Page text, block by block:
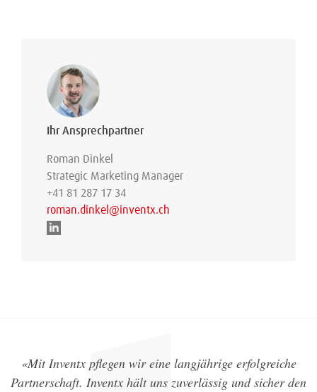
Ihr Ansprechpartner
Roman Dinkel
Strategic Marketing Manager
+41 81 287 17 34
roman.dinkel@inventx.ch
«Mit Inventx pflegen wir eine langjährige erfolgreiche
Partnerschaft. Inventx hält uns zuverlässig und sicher den